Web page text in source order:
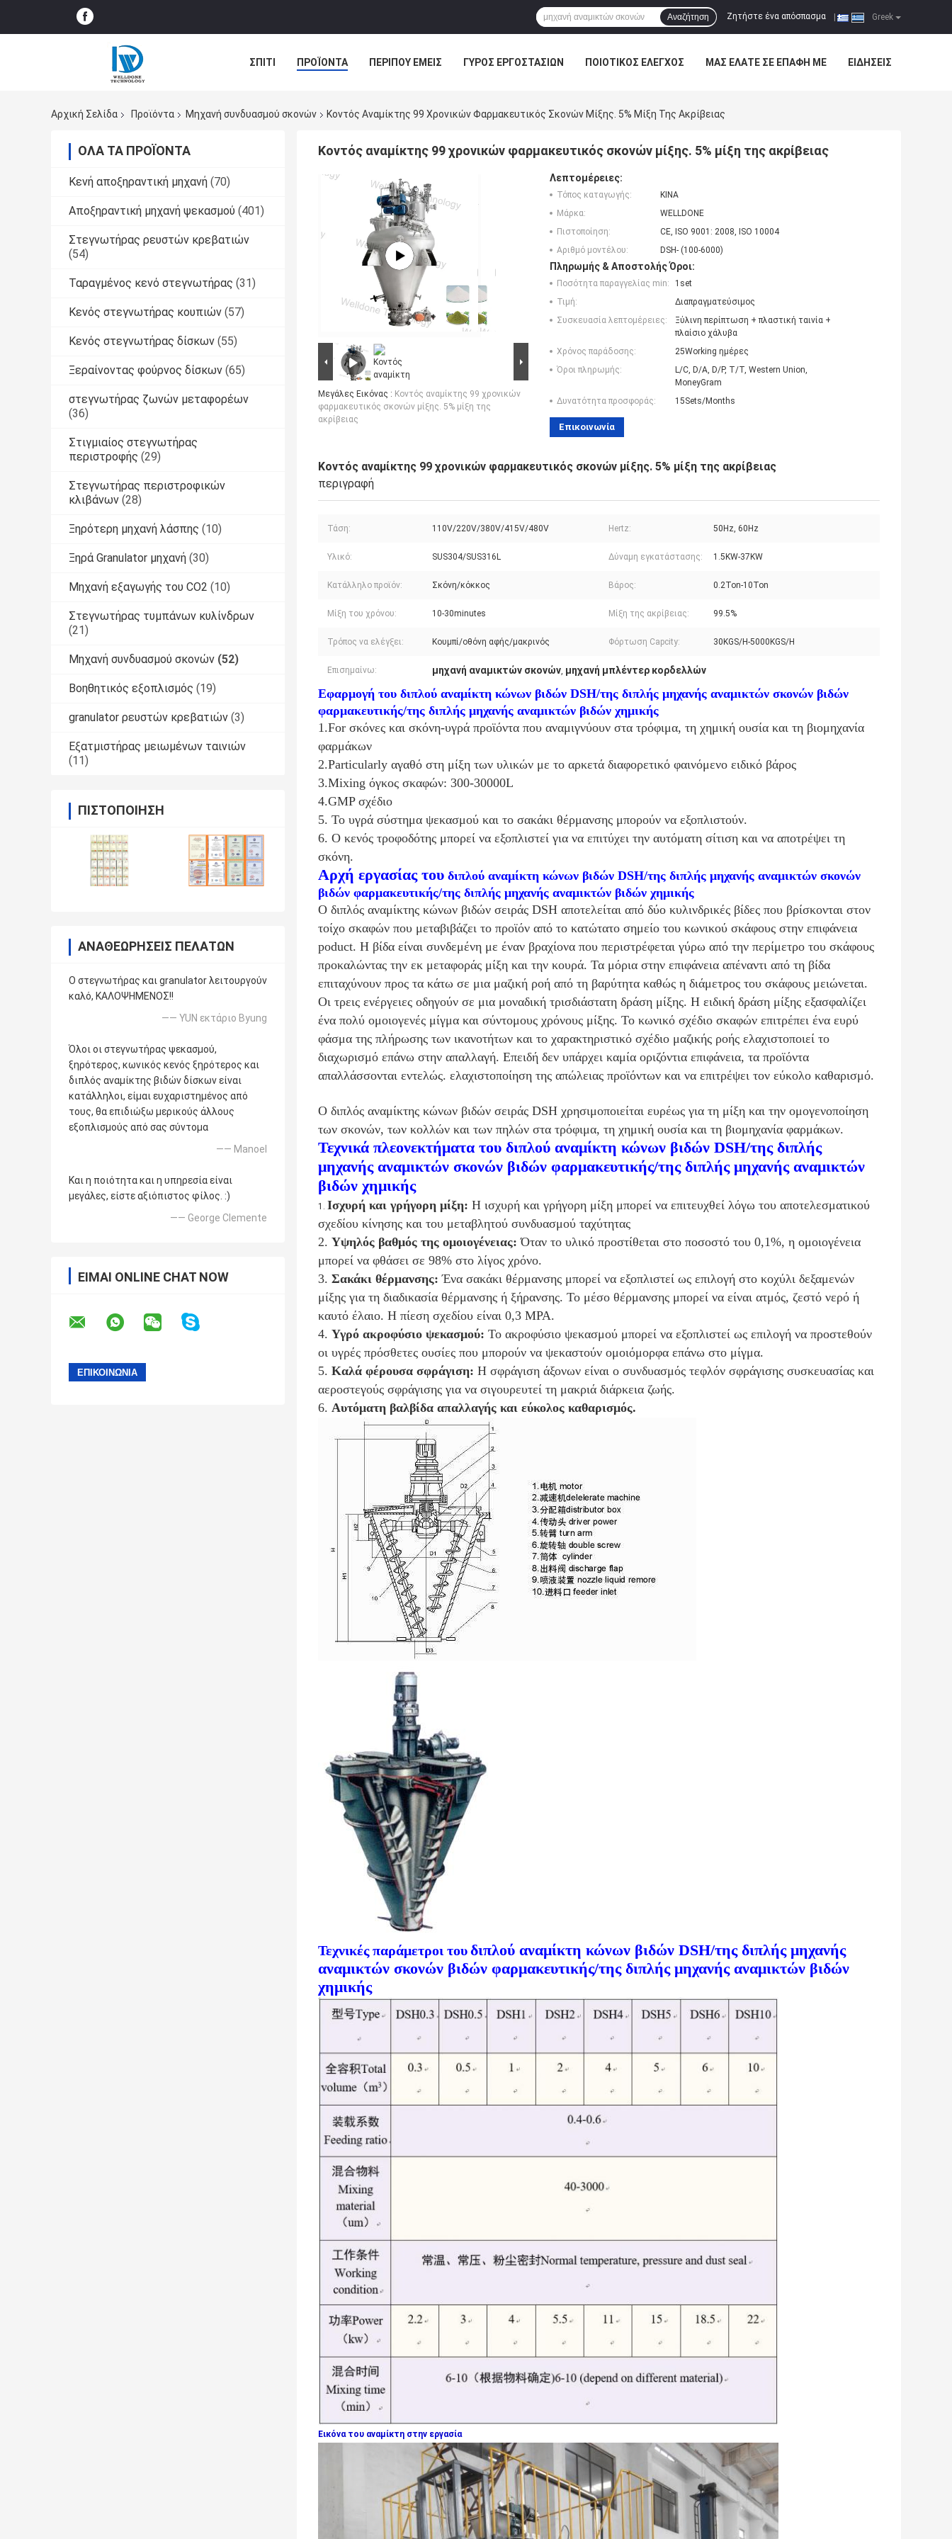
Greek
Ζητήστε ένα απόσπασμα
Αναζήτηση
ΣΠΊΤΙ ΠΡΟΪΌΝΤΑ ΠΕΡΊΠΟΥ ΕΜΕΊΣ ΓΎΡΟΣ ΕΡΓΟΣΤΑΣΊΩΝ ΠΟΙΟΤΙΚΌΣ ΈΛΕΓΧΟΣ ΜΑΣ ΕΛΆΤΕ ΣΕ ΕΠΑΦΉ ΜΕ ΕΙΔΉΣΕΙΣ
Αρχική Σελίδα
Προϊόντα Μηχανή συνδυασμού σκονών Κοντός Αναμίκτης 99 Χρονικών Φαρμακευτικός Σκονών Μίξης. 5% Μίξη Της Ακρίβειας
ΌΛΑ ΤΑ ΠΡΟΪΌΝΤΑ
Κενή αποξηραντική μηχανή (70)
Αποξηραντική μηχανή ψεκασμού (401)
Στεγνωτήρας ρευστών κρεβατιών
(54)
Ταραγμένος κενό στεγνωτήρας (31)
Κενός στεγνωτήρας κουπιών (57)
Κενός στεγνωτήρας δίσκων (55)
Ξεραίνοντας φούρνος δίσκων (65)
στεγνωτήρας ζωνών μεταφορέων
(36)
Στιγμιαίος στεγνωτήρας
περιστροφής (29)
Στεγνωτήρας περιστροφικών
κλιβάνων (28)
Ξηρότερη μηχανή λάσπης (10)
Ξηρά Granulator μηχανή (30)
Μηχανή εξαγωγής του CO2 (10)
Στεγνωτήρας τυμπάνων κυλίνδρων
(21)
Μηχανή συνδυασμού σκονών (52)
Βοηθητικός εξοπλισμός (19)
granulator ρευστών κρεβατιών (3)
Εξατμιστήρας μειωμένων ταινιών
(11)
ΠΙΣΤΟΠΟΊΗΣΗ
ΑΝΑΘΕΩΡΉΣΕΙΣ ΠΕΛΑΤΏΝ
Ο στεγνωτήρας και granulator λειτουργούν
καλό, ΚΑΛΟΨΗΜΕΝΟΣ!!
—— YUN εκτάριο Byung
Όλοι οι στεγνωτήρας ψεκασμού,
ξηρότερος, κωνικός κενός ξηρότερος και
διπλός αναμίκτης βιδών δίσκων είναι
κατάλληλοι, είμαι ευχαριστημένος από
τους, θα επιδιώξω μερικούς άλλους
εξοπλισμούς από σας σύντομα
—— Manoel
Και η ποιότητα και η υπηρεσία είναι
μεγάλες, είστε αξιόπιστος φίλος. :)
—— George Clemente
ΕΊΜΑΙ ONLINE CHAT NOW
Κοντός αναμίκτης 99 χρονικών φαρμακευτικός σκονών μίξης. 5% μίξη της ακρίβειας
Μεγάλες Εικόνας : Κοντός αναμίκτης 99 χρονικών
φαρμακευτικός σκονών μίξης. 5% μίξη της
ακρίβειας
Λεπτομέρειες:
Τόπος καταγωγής:
ΚΙΝΑ
Μάρκα:
WELLDONE
Πιστοποίηση:
CE, ISO 9001: 2008, ISO 10004
Αριθμό μοντέλου:
DSH- (100-6000)
Πληρωμής & Αποστολής Όροι:
Ποσότητα παραγγελίας min:
1set
Τιμή:
Διαπραγματεύσιμος
Συσκευασία λεπτομέρειες:
Ξύλινη περίπτωση + πλαστική ταινία +
πλαίσιο χάλυβα
Χρόνος παράδοσης:
25Working ημέρες
Όροι πληρωμής:
L/C, D/A, D/P, T/T, Western Union,
MoneyGram
Δυνατότητα προσφοράς:
15Sets/Months
Επικοινωνία
Κοντός αναμίκτης 99 χρονικών φαρμακευτικός σκονών μίξης. 5% μίξη της ακρίβειας
περιγραφή
Τάση: 110V/220V/380V/415V/480V Hertz: 50Hz, 60Hz
Υλικό: SUS304/SUS316L Δύναμη εγκατάστασης: 1.5KW-37KW
Κατάλληλο προϊόν: Σκόνη/κόκκος Βάρος: 0.2Ton-10Ton
Μίξη του χρόνου: 10-30minutes Μίξη της ακρίβειας: 99.5%
Τρόπος να ελέγξει: Κουμπί/οθόνη αφής/μακρινός Φόρτωση Capcity: 30KGS/H-5000KGS/H
Επισημαίνω: μηχανή αναμικτών σκονών, μηχανή μπλέντερ κορδελλών
Εφαρμογή του διπλού αναμίκτη κώνων βιδών DSH/της διπλής μηχανής αναμικτών σκονών βιδών
φαρμακευτικής/της διπλής μηχανής αναμικτών βιδών χημικής
1.For σκόνες και σκόνη-υγρά προϊόντα που αναμιγνύουν στα τρόφιμα, τη χημική ουσία και τη βιομηχανία
φαρμάκων
2.Particularly αγαθό στη μίξη των υλικών με το αρκετά διαφορετικό φαινόμενο ειδικό βάρος
3.Mixing όγκος σκαφών: 300-30000L
4.GMP σχέδιο
5. Το υγρά σύστημα ψεκασμού και το σακάκι θέρμανσης μπορούν να εξοπλιστούν.
6. Ο κενός τροφοδότης μπορεί να εξοπλιστεί για να επιτύχει την αυτόματη σίτιση και να αποτρέψει τη
σκόνη.
Αρχή εργασίας του διπλού αναμίκτη κώνων βιδών DSH/της διπλής μηχανής αναμικτών σκονών
βιδών φαρμακευτικής/της διπλής μηχανής αναμικτών βιδών χημικής
Ο διπλός αναμίκτης κώνων βιδών σειράς DSH αποτελείται από δύο κυλινδρικές βίδες που βρίσκονται στον
τοίχο σκαφών που μεταβιβάζει το προϊόν από το κατώτατο σημείο του κωνικού σκάφους στην επιφάνεια
poduct. Η βίδα είναι συνδεμένη με έναν βραχίονα που περιστρέφεται γύρω από την περίμετρο του σκάφους
προκαλώντας την εκ μεταφοράς μίξη και την κουρά. Τα μόρια στην επιφάνεια απέναντι από τη βίδα
επιταχύνουν προς τα κάτω σε μια μαζική ροή από τη βαρύτητα καθώς η διάμετρος του σκάφους μειώνεται.
Οι τρεις ενέργειες οδηγούν σε μια μοναδική τρισδιάστατη δράση μίξης. Η ειδική δράση μίξης εξασφαλίζει
ένα πολύ ομοιογενές μίγμα και σύντομους χρόνους μίξης. Το κωνικό σχέδιο σκαφών επιτρέπει ένα ευρύ
φάσμα της πλήρωσης των ικανοτήτων και το χαρακτηριστικό σχέδιο μαζικής ροής ελαχιστοποιεί το
διαχωρισμό επάνω στην απαλλαγή. Επειδή δεν υπάρχει καμία οριζόντια επιφάνεια, τα προϊόντα
απαλλάσσονται εντελώς. ελαχιστοποίηση της απώλειας προϊόντων και να επιτρέψει τον εύκολο καθαρισμό.
Ο διπλός αναμίκτης κώνων βιδών σειράς DSH χρησιμοποιείται ευρέως για τη μίξη και την ομογενοποίηση
των σκονών, των κολλών και των πηλών στα τρόφιμα, τη χημική ουσία και τη βιομηχανία φαρμάκων.
Τεχνικά πλεονεκτήματα του διπλού αναμίκτη κώνων βιδών DSH/της διπλής
μηχανής αναμικτών σκονών βιδών φαρμακευτικής/της διπλής μηχανής αναμικτών
βιδών χημικής
1. Ισχυρή και γρήγορη μίξη: Η ισχυρή και γρήγορη μίξη μπορεί να επιτευχθεί λόγω του αποτελεσματικού
σχεδίου κίνησης και του μεταβλητού συνδυασμού ταχύτητας
2. Υψηλός βαθμός της ομοιογένειας: Όταν το υλικό προστίθεται στο ποσοστό του 0,1%, η ομοιογένεια
μπορεί να φθάσει σε 98% στο λίγος χρόνο.
3. Σακάκι θέρμανσης: Ένα σακάκι θέρμανσης μπορεί να εξοπλιστεί ως επιλογή στο κοχύλι δεξαμενών
μίξης για τη διαδικασία θέρμανσης ή ξήρανσης. Το μέσο θέρμανσης μπορεί να είναι ατμός, ζεστό νερό ή
καυτό έλαιο. Η πίεση σχεδίου είναι 0,3 MPA.
4. Υγρό ακροφύσιο ψεκασμού: Το ακροφύσιο ψεκασμού μπορεί να εξοπλιστεί ως επιλογή να προστεθούν
οι υγρές πρόσθετες ουσίες που μπορούν να ψεκαστούν ομοιόμορφα επάνω στο μίγμα.
5. Καλά φέρουσα σφράγιση: Η σφράγιση άξονων είναι ο συνδυασμός τεφλόν σφράγισης συσκευασίας και
αεροστεγούς σφράγισης για να σιγουρευτεί τη μακριά διάρκεια ζωής.
6. Αυτόματη βαλβίδα απαλλαγής και εύκολος καθαρισμός.
Τεχνικές παράμετροι τουδιπλού αναμίκτη κώνων βιδών DSH/της διπλής μηχανής
αναμικτών σκονών βιδών φαρμακευτικής/της διπλής μηχανής αναμικτών βιδών
χημικής
Εικόνα του αναμίκτη στην εργασία